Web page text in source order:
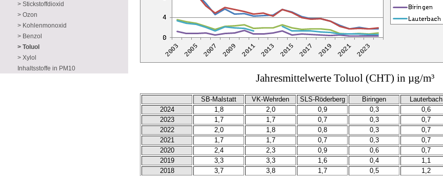
> Stickstoffdioxid
> Ozon
> Kohlenmonoxid
> Benzol
> Toluol
> Xylol
Inhaltsstoffe in PM10
Jahresmittelwerte Toluol (CHT) in µg/m³
SB-Malstatt VK-Wehrden SLS-Röderberg Biringen
Lauterbach
2024
1,8 2,0 0,9 0,3
0,6
2023
1,7 1,7 0,7 0,3
0,7
2022
2,0 1,8 0,8 0,3
0,7
2021
1,7 1,7 0,7 0,3
0,7
2020
2,4 2,3 0,9 0,6
0,7
2019
3,3 3,3 1,6 0,4
1,1
2018
3,7 3,8 1,7 0,5
1,2